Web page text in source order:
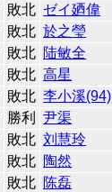
敗北 ゼイ廼偉
敗北 於之瑩
敗北 陆敏全
敗北 高星
敗北 李小溪(94)
勝利 尹渠
敗北 刘慧玲
敗北 陶然
敗北 陈磊